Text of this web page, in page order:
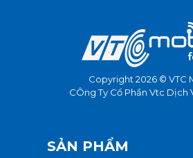
Copyright 2026 © VTC
CÔng Ty Cổ Phần Vtc Dịch
SẢN PHẨM